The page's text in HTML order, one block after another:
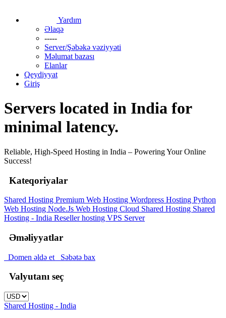
Yardım
Əlaqə
-----
Server/Şəbəkə vəziyyəti
Məlumat bazası
Elanlar
Qeydiyyat
Giriş
Servers located in India for
minimal latency.
Reliable, High-Speed Hosting in India – Powering Your Online
Success!
Kateqoriyalar
Shared Hosting Premium Web Hosting Wordpress Hosting Python
Web Hosting Node.Js Web Hosting Cloud Shared Hosting Shared
Hosting - India Reseller hosting VPS Server
Əməliyyatlar
Domen əldə et Səbətə bax
Valyutanı seç
Shared Hosting - India